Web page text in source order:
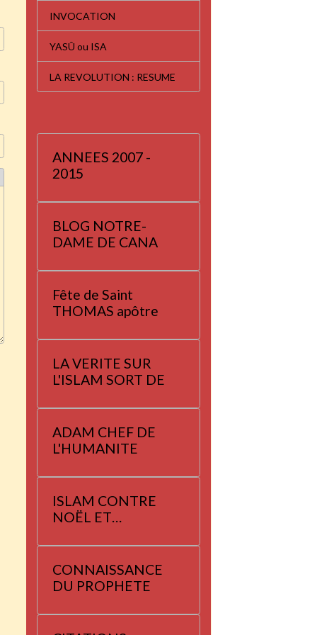
INVOCATION
YASÛ ou ISA
LA REVOLUTION : RESUME
ANNEES 2007 -
2015
BLOG NOTRE-
DAME DE CANA
Fête de Saint
THOMAS apôtre
LA VERITE SUR
L'ISLAM SORT DE
ADAM CHEF DE
L'HUMANITE
ISLAM CONTRE
NOËL ET
CONNAISSANCE
DU PROPHETE